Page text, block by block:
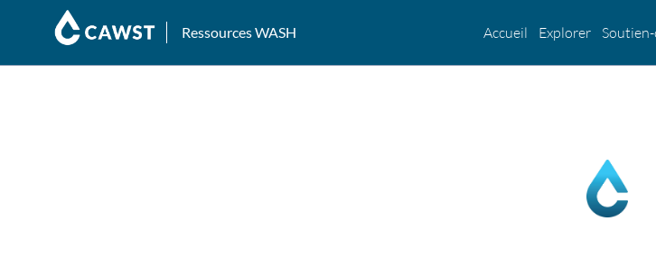
Ressources WASH Accueil Explorer